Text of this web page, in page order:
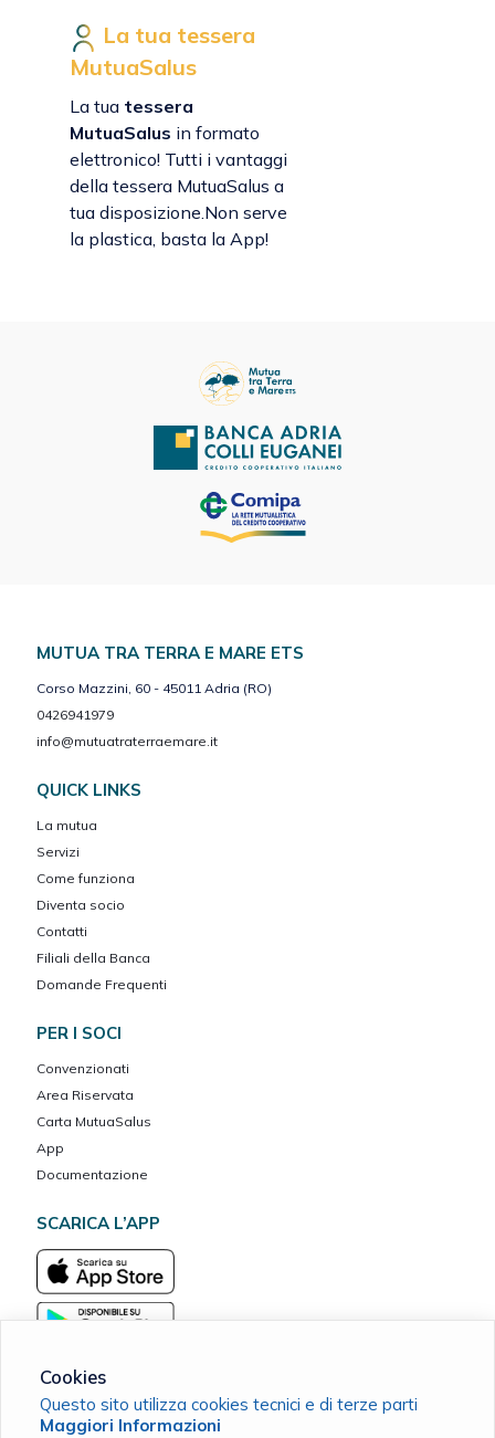
La tua tessera
MutuaSalus
La tua tessera
MutuaSalus in formato
elettronico! Tutti i vantaggi
della tessera MutuaSalus a
tua disposizione.Non serve
la plastica, basta la App!
MUTUA TRA TERRA E MARE ETS
Corso Mazzini, 60 - 45011 Adria (RO)
0426941979
info@mutuatraterraemare.it
QUICK LINKS
La mutua
Servizi
Come funziona
Diventa socio
Contatti
Filiali della Banca
Domande Frequenti
PER I SOCI
Convenzionati
Area Riservata
Carta MutuaSalus
App
Documentazione
SCARICA L’APP
Cookies
Questo sito utilizza cookies tecnici e di terze parti
Maggiori Informazioni